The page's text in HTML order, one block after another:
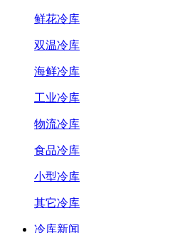
鲜花冷库
双温冷库
海鲜冷库
工业冷库
物流冷库
食品冷库
小型冷库
其它冷库
冷库新闻